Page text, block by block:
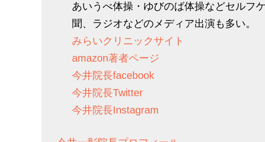
あいうべ体操・ゆびのば体操などセルフ
聞、ラジオなどのメディア出演も多い。
みらいクリニックサイト
amazon著者ページ
今井院長facebook
今井院長Twitter
今井院長Instagram